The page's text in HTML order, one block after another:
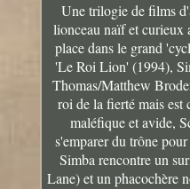
Une trilogie de films
lionceau naïf et curieux
place dans le grand
'Le Roi Lion' (1994),
Thomas/Matthew
roi de la fierté mais est
maléfique et avide,
s'emparer du trône
Simba rencontre un
Lane) et un phacochère